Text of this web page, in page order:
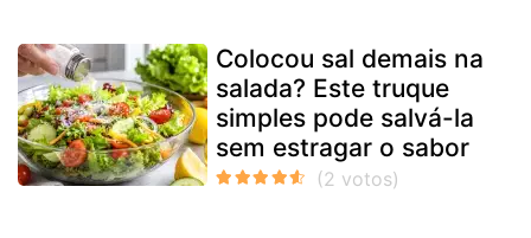
Colocou sal demais na
salada? Este truque
simples pode salvá-la
sem estragar o sabor